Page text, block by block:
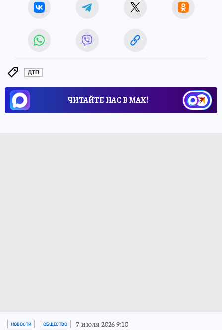
ДТП
ЧИТАЙТЕ НАС В МАХ!
НОВОСТИ ОБЩЕСТВО 7 июля 2026 9:10